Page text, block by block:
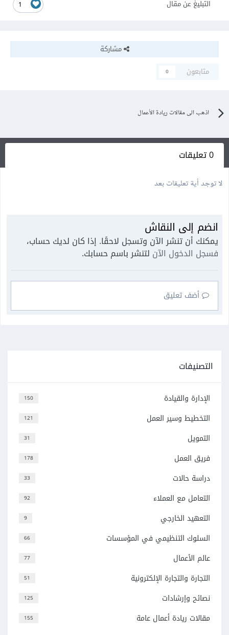
1 التبليغ عن مقال
مشاركة
متابعون
0
اذهب الى مقالات ريادة الأعمال
0 تعليقات
لا توجد أية تعليقات بعد
انضم إلى النقاش
يمكنك أن تنشر الآن وتسجل لاحقًا. إذا كان لديك حساب،
فسجل الدخول الآن لتنشر باسم حسابك.
أضف تعليق
التصنيفات
150 الإدارة والقيادة
121 التخطيط وسير العمل
31 التمويل
178 فريق العمل
33 دراسة حالات
92 التعامل مع العملاء
9 التعهيد الخارجي
66 السلوك التنظيمي في المؤسسات
77 عالم الأعمال
51 التجارة والتجارة الإلكترونية
125 نصائح وإرشادات
155
مقالات ريادة أعمال عامة